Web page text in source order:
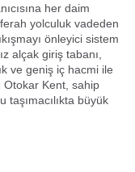
her daim
yolculuk vadeden
önleyici sistem
alçak giriş tabanı,
ve geniş iç hacmi ile
Kent, sahip
taşımacılıkta büyük